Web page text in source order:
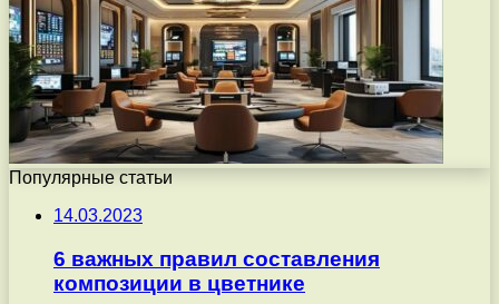
Популярные статьи
14.03.2023
6 важных правил составления
композиции в цветнике